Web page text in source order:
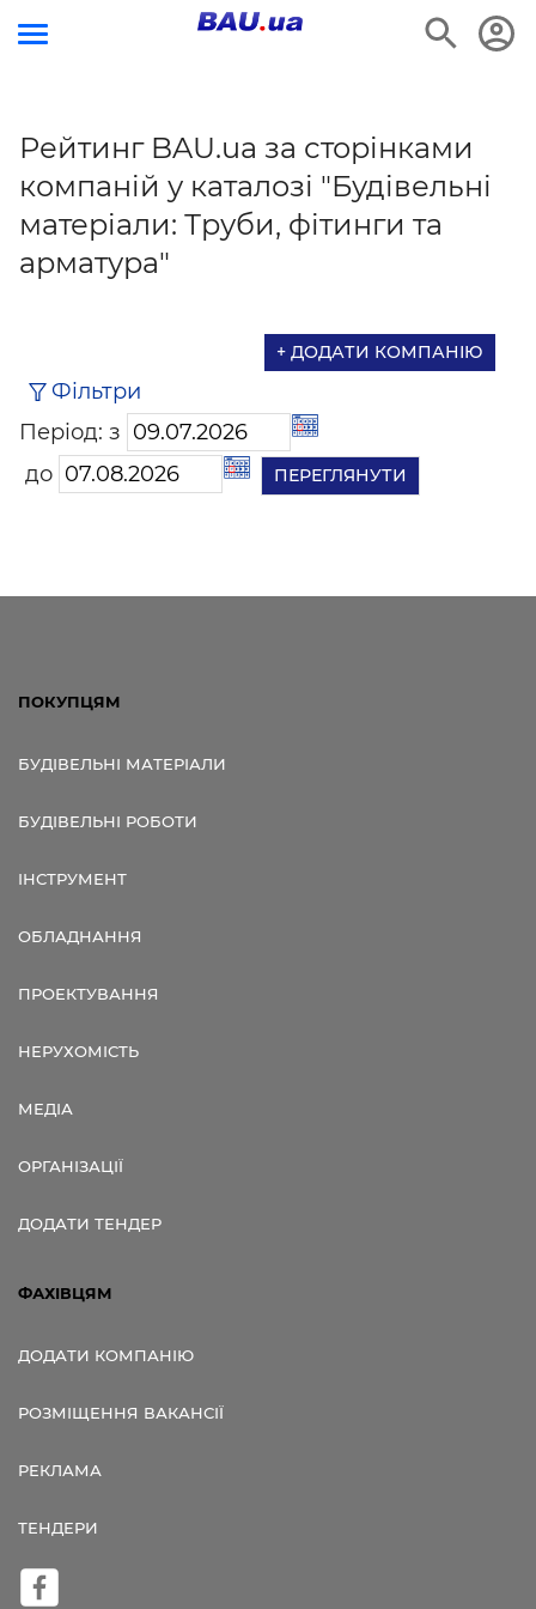
Рейтинг BAU.ua за сторінками
компаній у каталозі "Будівельні
матеріали: Труби, фітинги та
арматура"
+ ДОДАТИ КОМПАНІЮ
Фільтри
Період: з
до
ПОКУПЦЯМ
БУДІВЕЛЬНІ МАТЕРІАЛИ
БУДІВЕЛЬНІ РОБОТИ
ІНСТРУМЕНТ
ОБЛАДНАННЯ
ПРОЕКТУВАННЯ
НЕРУХОМІСТЬ
МЕДІА
ОРГАНІЗАЦІЇ
ДОДАТИ ТЕНДЕР
ФАХІВЦЯМ
ДОДАТИ КОМПАНІЮ
РОЗМІЩЕННЯ ВАКАНСІЇ
РЕКЛАМА
ТЕНДЕРИ